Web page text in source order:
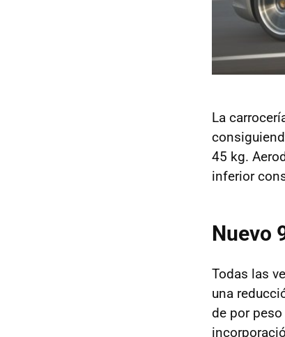
La
45 kg.
inferior
Nuevo
Todas las
una
de por